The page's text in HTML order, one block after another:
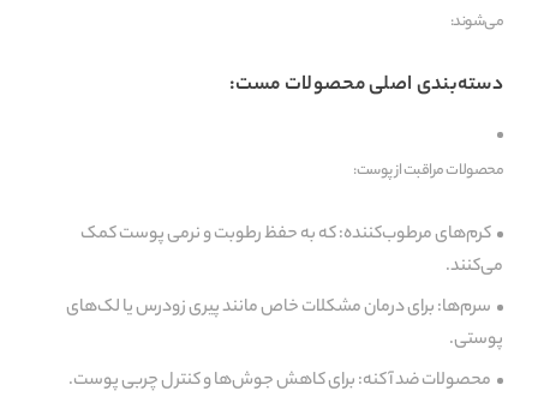
می‌شوند:
دسته‌بندی اصلی محصولات مست:
محصولات مراقبت از پوست:
کرم‌های مرطوب‌کننده: که به حفظ رطوبت و نرمی پوست کمک
می‌کنند.
سرم‌ها: برای درمان مشکلات خاص مانند پیری زودرس یا لک‌های
پوستی.
محصولات ضد آکنه: برای کاهش جوش‌ها و کنترل چربی پوست.